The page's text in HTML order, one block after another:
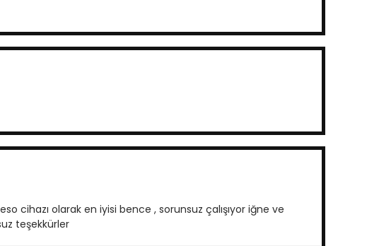
cihazı olarak en iyisi bence , sorunsuz çalışıyor iğne ve
teşekkürler